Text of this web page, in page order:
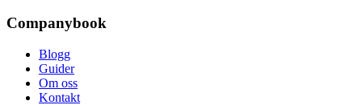
Companybook
Blogg
Guider
Om oss
Kontakt